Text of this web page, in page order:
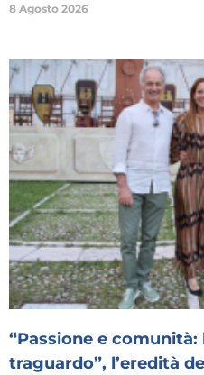
8 Agosto 2026
“Passione e
traguardo”, l’eredità